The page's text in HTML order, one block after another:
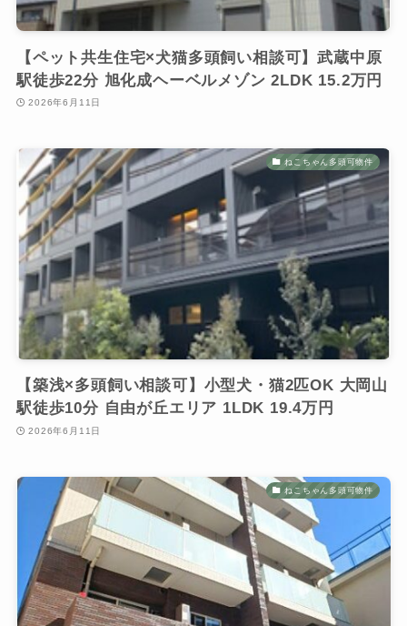
【ペット共生住宅×犬猫多頭飼い相談可】武蔵中原
駅徒歩22分 旭化成ヘーベルメゾン 2LDK 15.2万円
2026年6月11日
ねこちゃん多頭可物件
【築浅×多頭飼い相談可】小型犬・猫2匹OK 大岡山
駅徒歩10分 自由が丘エリア 1LDK 19.4万円
2026年6月11日
ねこちゃん多頭可物件